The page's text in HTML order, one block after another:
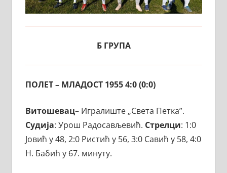
Б ГРУПА
ПОЛЕТ – МЛАДОСТ 1955 4:0 (0:0)
Витошевац– Игралиште „Света Петка”.
Судија: Урош Радосављевић. Стрелци: 1:0
Јовић у 48, 2:0 Ристић у 56, 3:0 Савић у 58, 4:0
Н. Бабић у 67. минуту.